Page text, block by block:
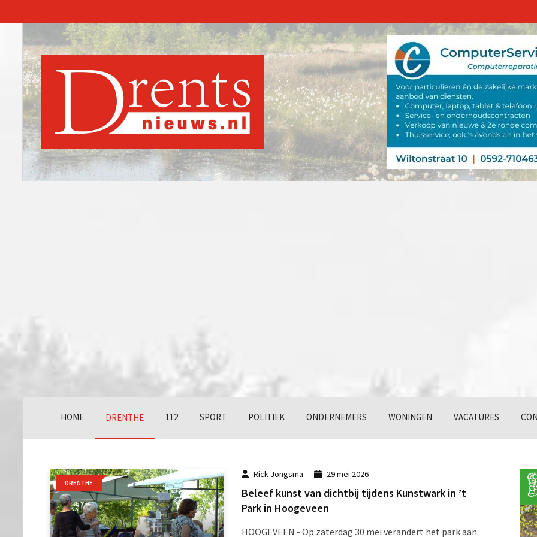
HOME DRENTHE 112 SPORT POLITIEK ONDERNEMERS WONINGEN VACATURES
DRENTHE
Rick Jongsma 29 mei 2026
Beleef kunst van dichtbij tijdens Kunstwark in ’t
Park in Hoogeveen
HOOGEVEEN - Op zaterdag 30 mei verandert het park aan